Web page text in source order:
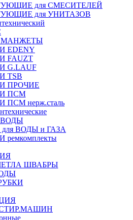
для СМЕСИТЕЛЕЙ
для УНИТАЗОВ
EDENY
FAUZT
G.LAUF
TSB
ПРОЧИЕ
ПСМ
нерж.сталь
ВОДЫ и ГАЗА
ШВАБРЫ
СТИР.МАШИН